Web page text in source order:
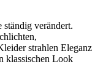
ständig verändert.
strahlen Eleganz
klassischen Look